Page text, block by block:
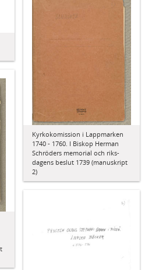
Kyrkokomission i Lappmarken
1740 - 1760. I Biskop Herman
Schröders memorial och riks-
dagens beslut 1739 (manuskript
2)